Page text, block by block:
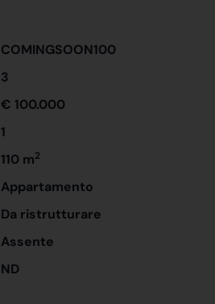
COMINGSOON100
3
€ 100.000
1
110 m2
Appartamento
Da ristrutturare
Assente
ND